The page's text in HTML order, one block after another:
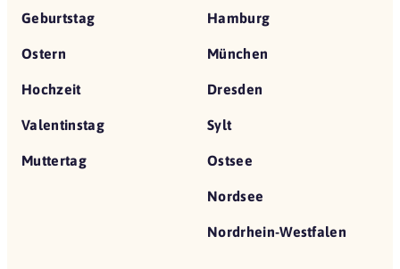
Geburtstag
Ostern
Hochzeit
Valentinstag
Muttertag
Hamburg
München
Dresden
Sylt
Ostsee
Nordsee
Nordrhein-Westfalen